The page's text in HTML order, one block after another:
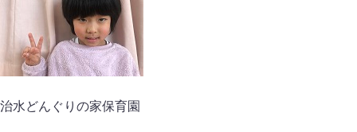
治水どんぐりの家保育園